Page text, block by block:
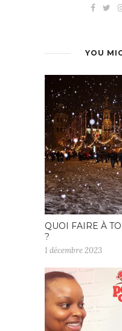
YOU
QUOI FAIRE À
?
1 décembre 2023